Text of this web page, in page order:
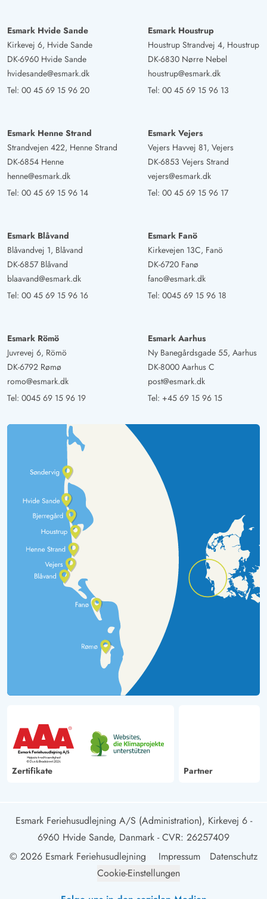
Esmark Hvide Sande
Kirkevej 6, Hvide Sande
DK-6960 Hvide Sande
hvidesande@esmark.dk
Tel: 00 45 69 15 96 20
Esmark Houstrup
Houstrup Strandvej 4, Houstrup
DK-6830 Nørre Nebel
houstrup@esmark.dk
Tel: 00 45 69 15 96 13
Esmark Henne Strand
Strandvejen 422, Henne Strand
DK-6854 Henne
henne@esmark.dk
Tel: 00 45 69 15 96 14
Esmark Vejers
Vejers Havvej 81, Vejers
DK-6853 Vejers Strand
vejers@esmark.dk
Tel: 00 45 69 15 96 17
Esmark Blåvand
Blåvandvej 1, Blåvand
DK-6857 Blåvand
blaavand@esmark.dk
Tel: 00 45 69 15 96 16
Esmark Fanö
Kirkevejen 13C, Fanö
DK-6720 Fanø
fano@esmark.dk
Tel: 0045 69 15 96 18
Esmark Römö
Juvrevej 6, Römö
DK-6792 Rømø
romo@esmark.dk
Tel: 0045 69 15 96 19
Esmark Aarhus
Ny Banegårdsgade 55, Aarhus
DK-8000 Aarhus C
post@esmark.dk
Tel: +45 69 15 96 15
Zertifikate Partner
Esmark Feriehusudlejning A/S (Administration), Kirkevej 6 -
6960 Hvide Sande, Danmark - CVR: 26257409
© 2026 Esmark Feriehusudlejning
Impressum
Datenschutz
Cookie-Einstellungen